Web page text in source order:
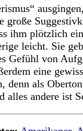
große
ihm plötzlich
leicht. Sie
Gefühl von
eine
denn als
alles andere ist